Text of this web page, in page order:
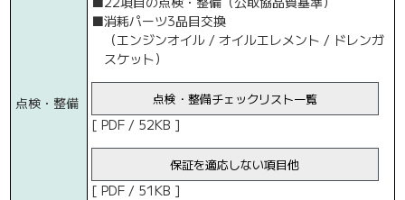
点検・整備
■消耗パーツ3品目交換
（エンジンオイル / オイルエレメント / ドレンガ
スケット）
点検・整備チェックリスト一覧
[ PDF / 52KB ]
保証を適応しない項目他
[ PDF / 51KB ]